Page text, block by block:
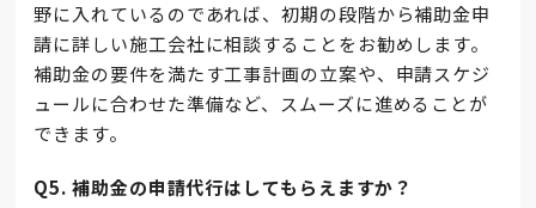
野に入れているのであれば、初期の段階から補助金申
請に詳しい施工会社に相談することをお勧めします。
補助金の要件を満たす工事計画の立案や、申請スケジ
ュールに合わせた準備など、スムーズに進めることが
できます。
Q5. 補助金の申請代行はしてもらえますか？